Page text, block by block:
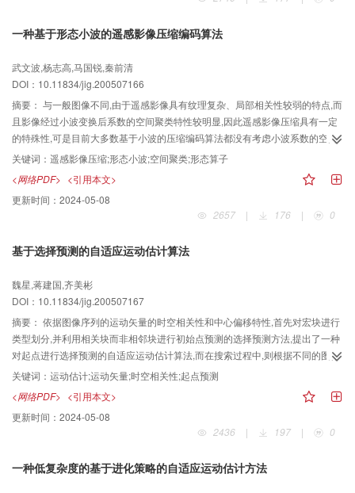
一种基于形态小波的遥感影像压缩编码算法
武文波,杨志高,马国锐,秦前清
DOI：10.11834/jig.200507166
摘要： 与一般图像不同,由于遥感影像具有纹理复杂、局部相关性较弱的特点,而
且影像经过小波变换后系数的空间聚类特性较明显,因此遥感影像压缩具有一定
的特殊性,可是目前大多数基于小波的压缩编码算法都没有考虑小波系数的空间
聚类特性,为了进一步提高编码效率,提出了一种基于形态小波的遥感影像压缩算
法。该算法首先对遥感影像进行多尺度快速小波变换,然后依据遥感影像的小波
能量聚类特性,采用一种形态膨胀编码算法来实现遥感影像的高效压缩编码。试
验结果表明,对一般遥感图像,该算法在高倍率压缩的情况下要优于目前的
JPEG2000算法;而且对多波段的遥感影像,该算法也取得了较好的压缩效果。
关键词： 遥感影像压缩;形态小波;空间聚类;形态算子
<网络PDF> <引用本文>
更新时间： 2024-05-08
2657
| 176 | 0
基于选择预测的自适应运动估计算法
魏星,蒋建国,齐美彬
DOI：10.11834/jig.200507167
摘要： 依据图像序列的运动矢量的时空相关性和中心偏移特性,首先对宏块进行
类型划分,并利用相关块而非相邻块进行初始点预测的选择预测方法,提出了一种
对起点进行选择预测的自适应运动估计算法,而在搜索过程中,则根据不同的图像
内容对不同的块灵活地采用不同的搜索模式。实验证明,该算法在大大提高搜索
速度的同时,还能保证图像性能,还兼顾了运动估计复杂度和精确度的要求。
关键词： 运动估计;运动矢量;时空相关性;起点预测
<网络PDF> <引用本文>
更新时间： 2024-05-08
2436
| 197 | 0
一种低复杂度的基于进化策略的自适应运动估计方法